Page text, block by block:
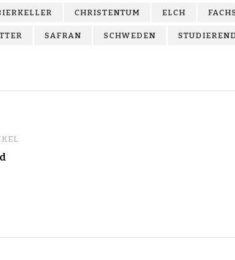
CHRISTENTUM ELCH
SAFRAN SCHWEDEN